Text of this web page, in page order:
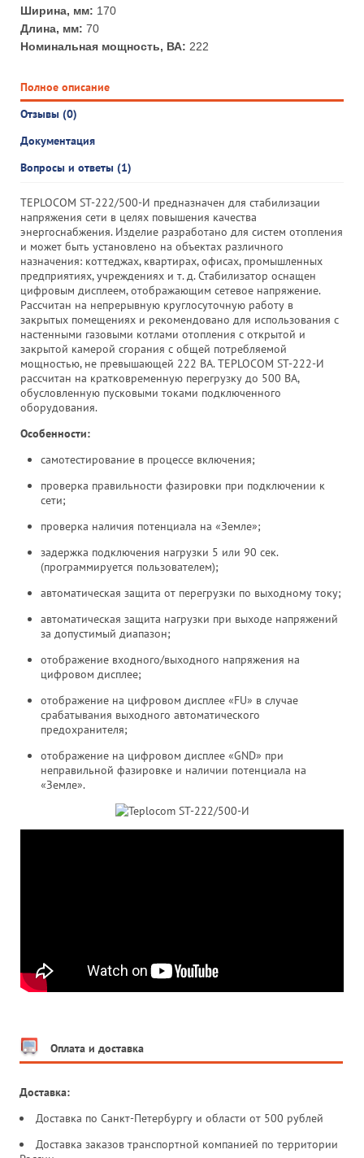
Ширина, мм: 170
Длина, мм: 70
Номинальная мощность, ВА: 222
Полное описание
Отзывы (0)
Документация
Вопросы и ответы (1)
TEPLOCOM ST-222/500-И предназначен для стабилизации
напряжения сети в целях повышения качества
энергоснабжения. Изделие разработано для систем отопления
и может быть установлено на объектах различного
назначения: коттеджах, квартирах, офисах, промышленных
предприятиях, учреждениях и т. д. Стабилизатор оснащен
цифровым дисплеем, отображающим сетевое напряжение.
Рассчитан на непрерывную круглосуточную работу в
закрытых помещениях и рекомендовано для использования с
настенными газовыми котлами отопления с открытой и
закрытой камерой сгорания с общей потребляемой
мощностью, не превышающей 222 ВА. TEPLOCOM ST-222-И
рассчитан на кратковременную перегрузку до 500 ВА,
обусловленную пусковыми токами подключенного
оборудования.
Особенности:
самотестирование в процессе включения;
проверка правильности фазировки при подключении к
сети;
проверка наличия потенциала на «Земле»;
задержка подключения нагрузки 5 или 90 сек.
(программируется пользователем);
автоматическая защита от перегрузки по выходному току;
автоматическая защита нагрузки при выходе напряжений
за допустимый диапазон;
отображение входного/выходного напряжения на
цифровом дисплее;
отображение на цифровом дисплее «FU» в случае
срабатывания выходного автоматического
предохранителя;
отображение на цифровом дисплее «GND» при
неправильной фазировке и наличии потенциала на
«Земле».
Оплата и доставка
Доставка:
Доставка по Санкт-Петербургу и области от 500 рублей
Доставка заказов транспортной компанией по территории